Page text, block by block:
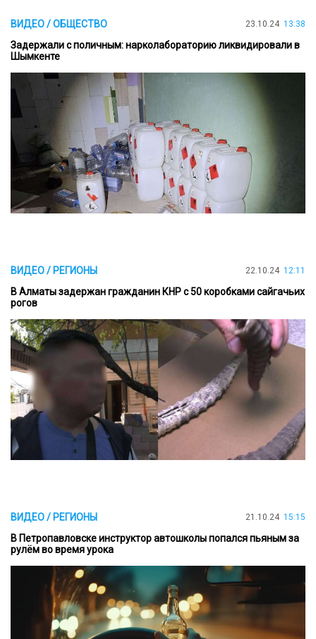
ВИДЕО / ОБЩЕСТВО 23.10.24 13:38
Задержали с поличным: нарколабораторию ликвидировали в
Шымкенте
ВИДЕО / РЕГИОНЫ 22.10.24 12:11
В Алматы задержан гражданин КНР с 50 коробками сайгачьих
рогов
ВИДЕО / РЕГИОНЫ 21.10.24 15:15
В Петропавловске инструктор автошколы попался пьяным за
рулём во время урока